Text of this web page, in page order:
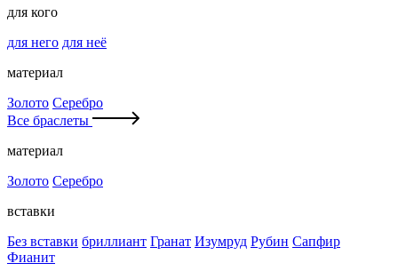
для кого
для него для неё
материал
Золото Серебро
Все браслеты
материал
Золото Серебро
вставки
Без вставки бриллиант Гранат Изумруд Рубин Сапфир
Фианит